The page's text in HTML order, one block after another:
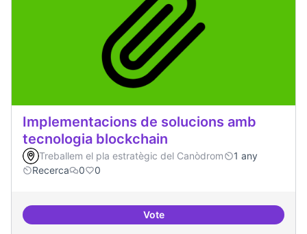
Implementacions de solucions amb
tecnologia blockchain
Treballem el pla estratègic del Canòdrom
1 any
Recerca
0 0
VoteImplementacions de solucions